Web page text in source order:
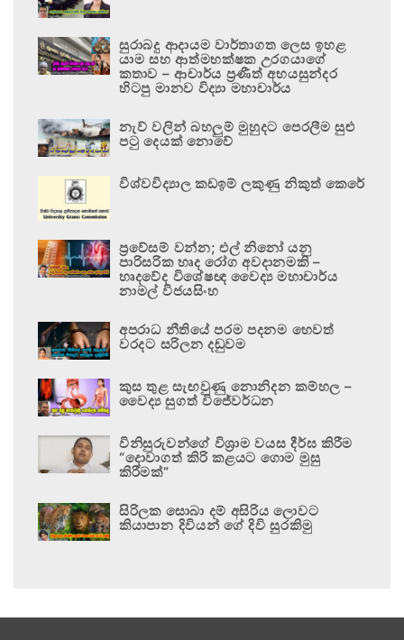
සුරාබදු ආදායම වාර්තාගත ලෙස ඉහළ
යාම සහ ආත්මභක්ෂක උරගයාගේ
කතාව – ආචාර්ය ප්‍රණීත් අභයසුන්දර
හිටපු මානව විද්‍යා මහාචාර්ය
නැව් වලින් බහලුම් මුහුදට පෙරලීම සුළු
පටු දෙයක් නොවේ
විශ්වවිද්‍යාල කඩඉම් ලකුණු නිකුත් කෙරේ
ප්‍රවේසම් වන්න; එල් නිනෝ යනු
පාරිසරික හෘද රෝග අවදානමකි –
හෘදවේද විශේෂඥ වෛද්‍ය මහාචාර්ය
නාමල් විජයසිංහ
අපරාධ නීතියේ පරම පදනම හෙවත්
වරදට සරිලන දඬුවම
කුස තුළ සැඟවුණු නොනිදන කම්හල –
වෛද්‍ය සුගත් විජේවර්ධන
විනිසුරුවන්ගේ විශ්‍රාම වයස දීර්ඝ කිරීම
“දොවාගත් කිරි කළයට ගොම මුසු
කිරීමක්”
සිරිලක සොබා දම් අසිරිය ලොවට
කියාපාන දිවියන් ගේ දිවි සුරකිමු